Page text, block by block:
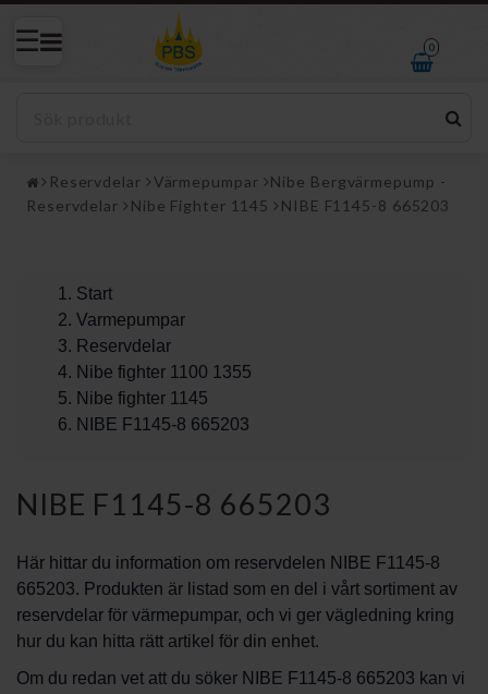
0
Reservdelar Värmepumpar
Nibe Bergvärmepump -
Reservdelar
Nibe Fighter 1145 NIBE F1145-8 665203
Start
Varmepumpar
Reservdelar
Nibe fighter 1100 1355
Nibe fighter 1145
NIBE F1145-8 665203
NIBE F1145-8 665203
Här hittar du information om reservdelen NIBE F1145-8
665203. Produkten är listad som en del i vårt sortiment av
reservdelar för värmepumpar, och vi ger vägledning kring
hur du kan hitta rätt artikel för din enhet.
Om du redan vet att du söker NIBE F1145-8 665203 kan vi